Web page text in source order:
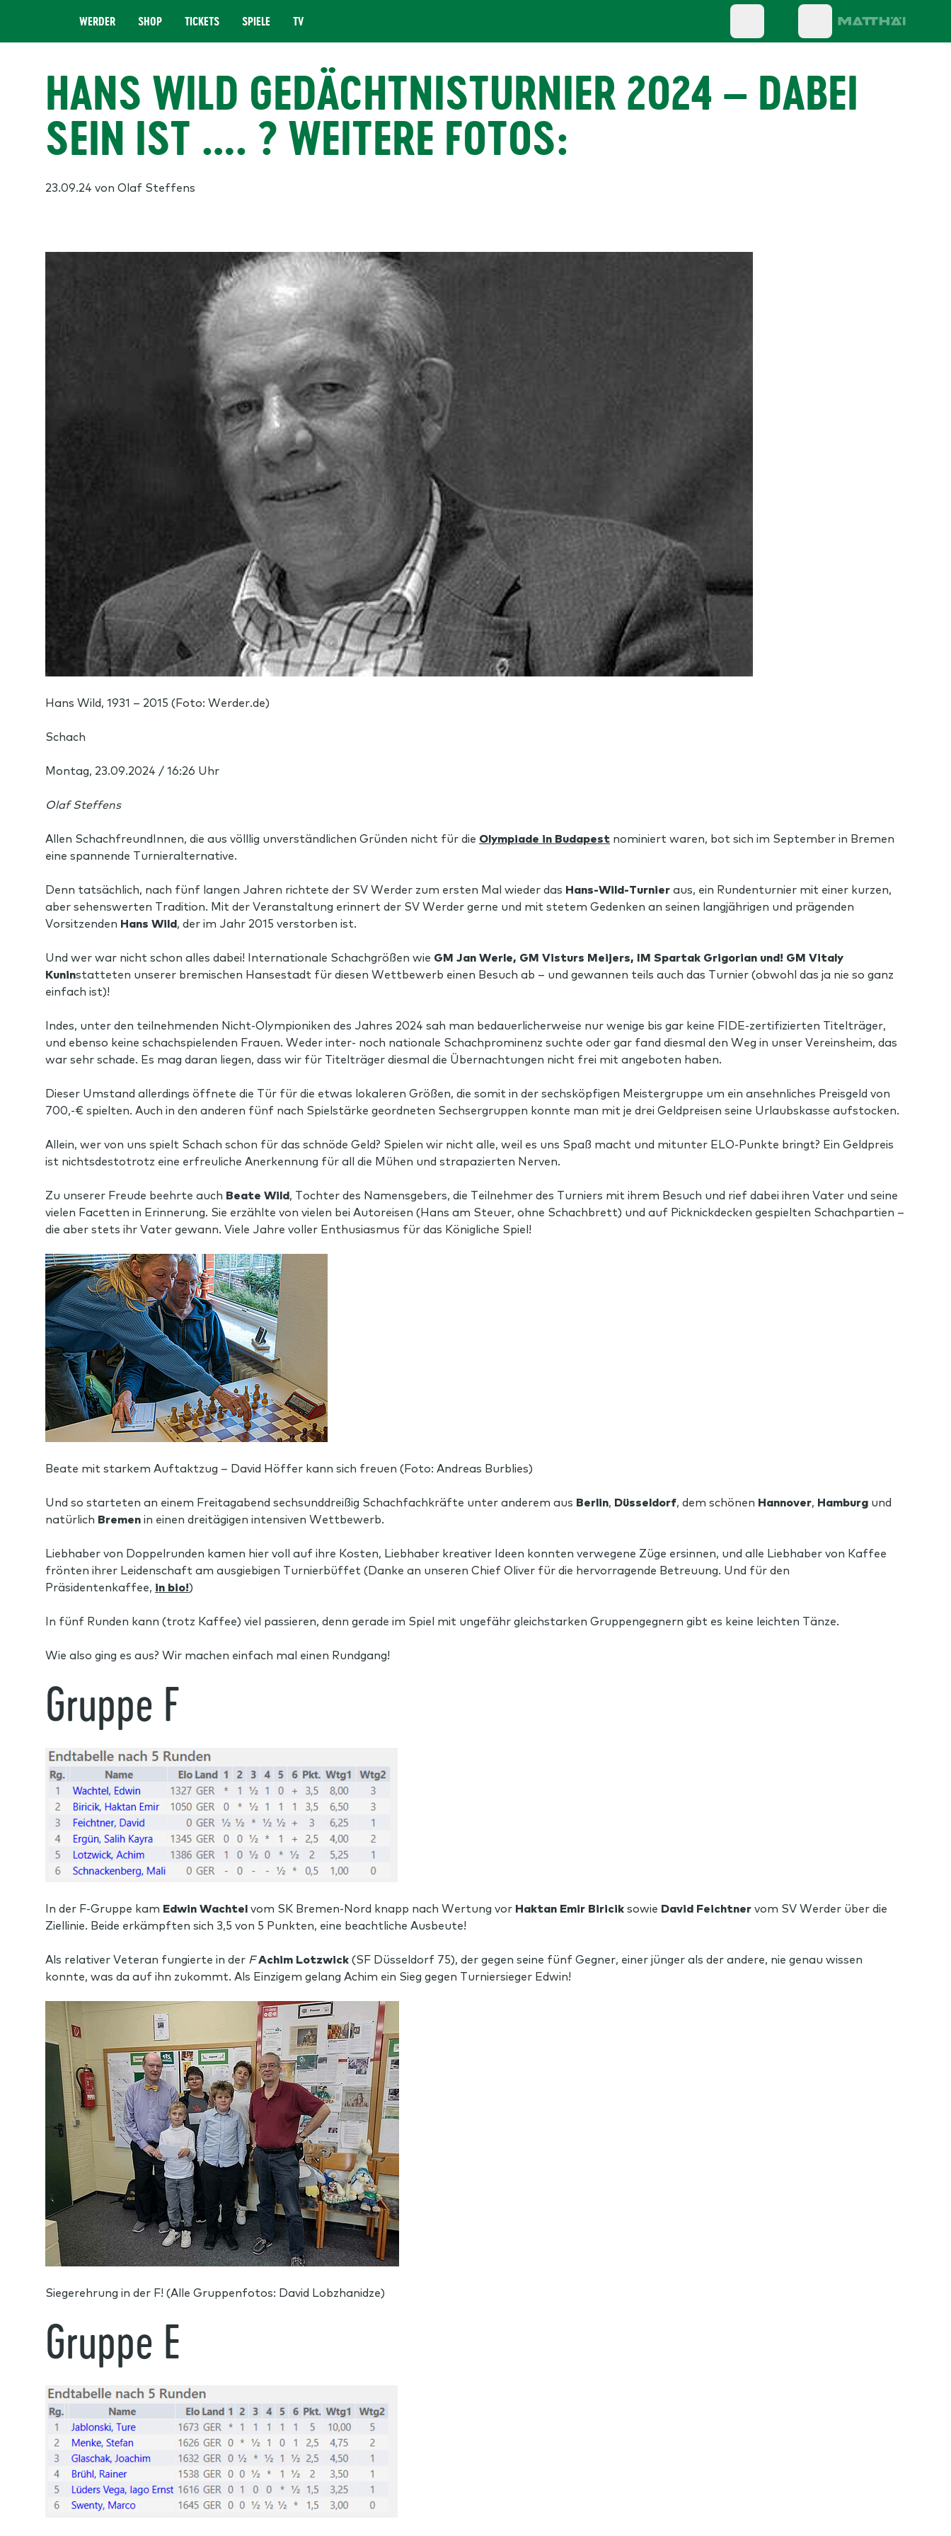
WERDER SHOP TICKETS SPIELE TV
HANS WILD GEDÄCHTNISTURNIER 2024 – DABEI
SEIN IST …. ? WEITERE FOTOS:
23.09.24 von Olaf Steffens
Hans Wild, 1931 – 2015 (Foto: Werder.de)
Schach
Montag, 23.09.2024 / 16:26 Uhr
Olaf Steffens
Allen SchachfreundInnen, die aus völllig unverständlichen Gründen nicht für die Olympiade in Budapest nominiert waren, bot sich im September in Bremen
eine spannende Turnieralternative.
Denn tatsächlich, nach fünf langen Jahren richtete der SV Werder zum ersten Mal wieder das Hans-Wild-Turnieraus, ein Rundenturnier mit einer kurzen,
aber sehenswerten Tradition. Mit der Veranstaltung erinnert der SV Werder gerne und mit stetem Gedenken an seinen langjährigen und prägenden
Vorsitzenden Hans Wild, der im Jahr 2015 verstorben ist.
Und wer war nicht schon alles dabei! Internationale Schachgrößen wie GM Jan Werle, GM Visturs Meijers, IM Spartak Grigorian und! GM Vitaly
Kuninstatteten unserer bremischen Hansestadt für diesen Wettbewerb einen Besuch ab – und gewannen teils auch das Turnier (obwohl das ja nie so ganz
einfach ist)!
Indes, unter den teilnehmenden Nicht-Olympioniken des Jahres 2024 sah man bedauerlicherweise nur wenige bis gar keine FIDE-zertifizierten Titelträger,
und ebenso keine schachspielenden Frauen. Weder inter- noch nationale Schachprominenz suchte oder gar fand diesmal den Weg in unser Vereinsheim, das
war sehr schade. Es mag daran liegen, dass wir für Titelträger diesmal die Übernachtungen nicht frei mit angeboten haben.
Dieser Umstand allerdings öffnete die Tür für die etwas lokaleren Größen, die somit in der sechsköpfigen Meistergruppe um ein ansehnliches Preisgeld von
700,-€ spielten. Auch in den anderen fünf nach Spielstärke geordneten Sechsergruppen konnte man mit je drei Geldpreisen seine Urlaubskasse aufstocken.
Allein, wer von uns spielt Schach schon für das schnöde Geld? Spielen wir nicht alle, weil es uns Spaß macht und mitunter ELO-Punkte bringt? Ein Geldpreis
ist nichtsdestotrotz eine erfreuliche Anerkennung für all die Mühen und strapazierten Nerven.
Zu unserer Freude beehrte auch Beate Wild, Tochter des Namensgebers, die Teilnehmer des Turniers mit ihrem Besuch und rief dabei ihren Vater und seine
vielen Facetten in Erinnerung. Sie erzählte von vielen bei Autoreisen (Hans am Steuer, ohne Schachbrett) und auf Picknickdecken gespielten Schachpartien –
die aber stets ihr Vater gewann. Viele Jahre voller Enthusiasmus für das Königliche Spiel!
Beate mit starkem Auftaktzug – David Höffer kann sich freuen (Foto: Andreas Burblies)
Und so starteten an einem Freitagabend sechsunddreißig Schachfachkräfte unter anderem aus Berlin, Düsseldorf, dem schönen Hannover, Hamburg und
natürlich Bremenin einen dreitägigen intensiven Wettbewerb.
Liebhaber von Doppelrunden kamen hier voll auf ihre Kosten, Liebhaber kreativer Ideen konnten verwegene Züge ersinnen, und alle Liebhaber von Kaffee
frönten ihrer Leidenschaft am ausgiebigen Turnierbüffet (Danke an unseren Chief Oliver für die hervorragende Betreuung. Und für den
Präsidentenkaffee, in bio!)
In fünf Runden kann (trotz Kaffee) viel passieren, denn gerade im Spiel mit ungefähr gleichstarken Gruppengegnern gibt es keine leichten Tänze.
Wie also ging es aus? Wir machen einfach mal einen Rundgang!
Gruppe F
In der F-Gruppe kam Edwin Wachtelvom SK Bremen-Nord knapp nach Wertung vor Haktan Emir Biriciksowie David Feichtnervom SV Werder über die
Ziellinie. Beide erkämpften sich 3,5 von 5 Punkten, eine beachtliche Ausbeute!
Als relativer Veteran fungierte in der FAchim Lotzwick(SF Düsseldorf 75), der gegen seine fünf Gegner, einer jünger als der andere, nie genau wissen
konnte, was da auf ihn zukommt. Als Einzigem gelang Achim ein Sieg gegen Turniersieger Edwin!
Siegerehrung in der F! (Alle Gruppenfotos: David Lobzhanidze)
Gruppe E